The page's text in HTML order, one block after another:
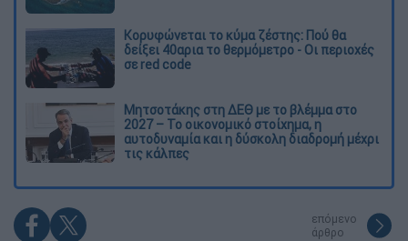
Κορυφώνεται το κύμα ζέστης: Πού θα
δείξει 40αρια το θερμόμετρο - Οι περιοχές
σε red code
Μητσοτάκης στη ΔΕΘ με το βλέμμα στο
2027 – Το οικονομικό στοίχημα, η
αυτοδυναμία και η δύσκολη διαδρομή μέχρι
τις κάλπες
επόμενο
άρθρο